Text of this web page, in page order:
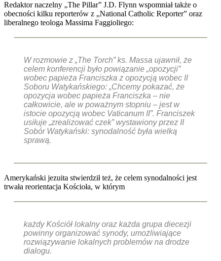
Redaktor naczelny „The Pillar” J.D. Flynn wspomniał także o
obecności kilku reporterów z „National Catholic Reporter” oraz
liberalnego teologa Massima Faggioliego:
W rozmowie z „The Torch” ks. Massa ujawnił, że
celem konferencji było powiązanie „opozycji”
wobec papieża Franciszka z opozycją wobec II
Soboru Watykańskiego: „Chcemy pokazać, że
opozycja wobec papieża Franciszka – nie
całkowicie, ale w poważnym stopniu – jest w
istocie opozycją wobec Vaticanum II”. Franciszek
usiłuje „zrealizować czek” wystawiony przez II
Sobór Watykański: synodalność była wielką
sprawą.
Amerykański jezuita stwierdził też, że celem synodalności jest
trwała reorientacja Kościoła, w którym
każdy Kościół lokalny oraz każda grupa diecezji
powinny organizować synody, umożliwiające
rozwiązywanie lokalnych problemów na drodze
dialogu.